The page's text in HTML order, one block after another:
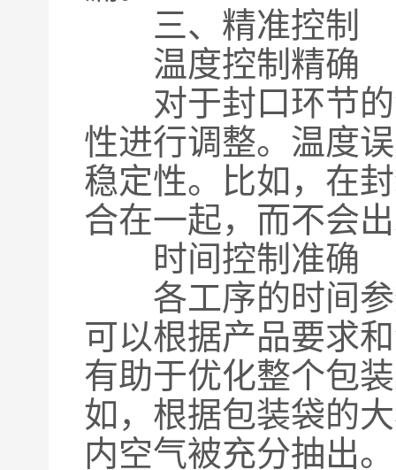
三、精准控制
温度控制精确
对于封口环节的
性进行调整。温度
稳定性。比如，在
合在一起，而不会
时间控制准确
各工序的时间参
可以根据产品要求
有助于优化整个包
如，根据包装袋的
内空气被充分抽出。